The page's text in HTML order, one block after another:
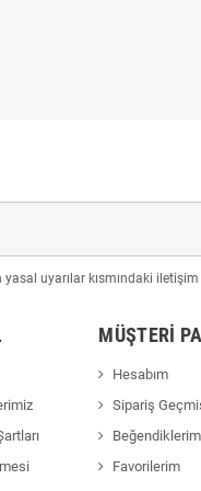
uyarılar kısmındaki
MÜŞTERI
Hesabım
Sipariş
Beğendiklerim
Favorilerim